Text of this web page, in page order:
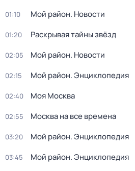
01:10 Мой район. Новости
01:20 Раскрывая тайны звёзд
02:05 Мой район. Новости
02:15 Мой район. Энциклопедия
02:40 Моя Москва
02:55 Москва на все времена
03:20 Мой район. Энциклопедия
03:45 Мой район. Энциклопедия